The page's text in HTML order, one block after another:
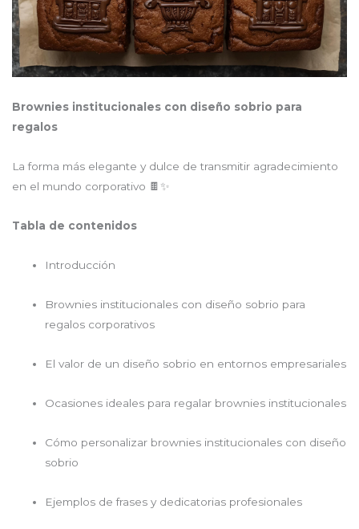
Brownies institucionales con diseño sobrio para
regalos
La forma más elegante y dulce de transmitir agradecimiento
en el mundo corporativo 🍫✨
Tabla de contenidos
Introducción
Brownies institucionales con diseño sobrio para
regalos corporativos
El valor de un diseño sobrio en entornos empresariales
Ocasiones ideales para regalar brownies institucionales
Cómo personalizar brownies institucionales con diseño
sobrio
Ejemplos de frases y dedicatorias profesionales